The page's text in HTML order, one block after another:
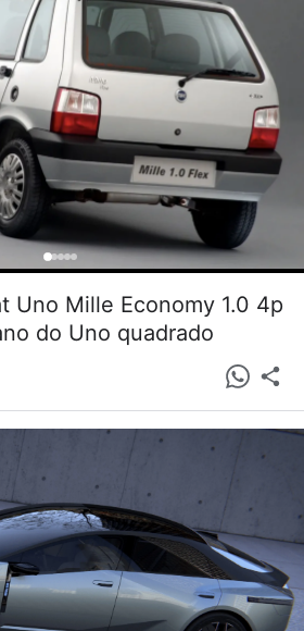
Uno Mille Economy 1.0 4p
do Uno quadrado